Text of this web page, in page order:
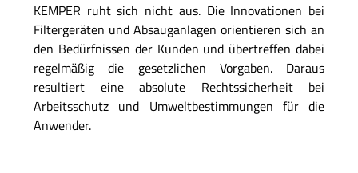
KEMPER ruht sich nicht aus. Die Innovationen bei
Filtergeräten und Absauganlagen orientieren sich an
den Bedürfnissen der Kunden und übertreffen dabei
regelmäßig die gesetzlichen Vorgaben. Daraus
resultiert eine absolute Rechtssicherheit bei
Arbeitsschutz und Umweltbestimmungen für die
Anwender.